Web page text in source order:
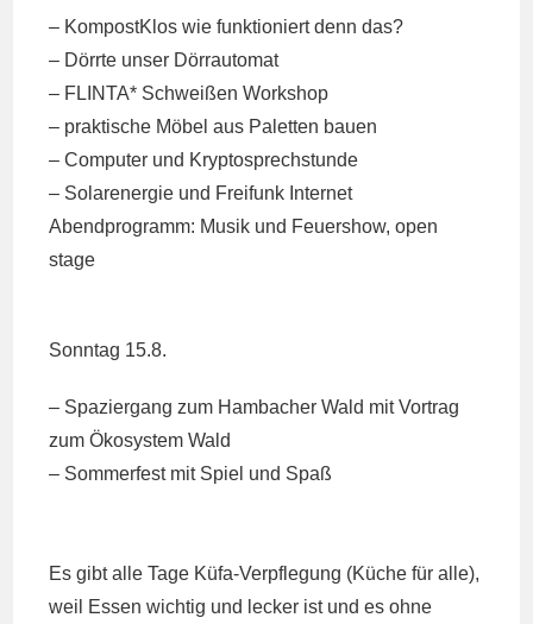
– KompostKlos wie funktioniert denn das?
– Dörrte unser Dörrautomat
– FLINTA* Schweißen Workshop
– praktische Möbel aus Paletten bauen
– Computer und Kryptosprechstunde
– Solarenergie und Freifunk Internet
Abendprogramm: Musik und Feuershow, open
stage
Sonntag 15.8.
– Spaziergang zum Hambacher Wald mit Vortrag
zum Ökosystem Wald
– Sommerfest mit Spiel und Spaß
Es gibt alle Tage Küfa-Verpflegung (Küche für alle),
weil Essen wichtig und lecker ist und es ohne